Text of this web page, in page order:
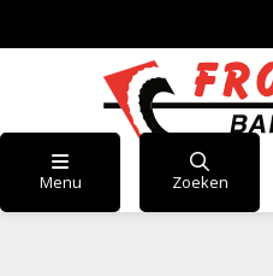
Menu Zoeken